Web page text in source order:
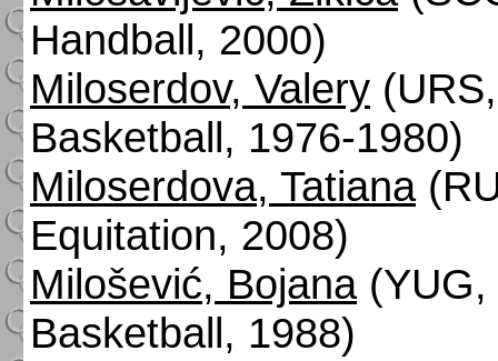
Handball, 2000)
Miloserdov, Valery (URS,
Basketball, 1976-1980)
Miloserdova, Tatiana
Equitation, 2008)
Milošević, Bojana(YUG,
Basketball, 1988)